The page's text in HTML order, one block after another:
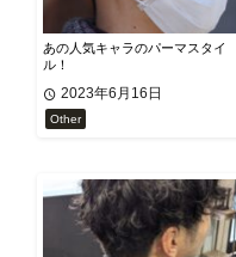
あの人気キャラのパーマスタイ
ル！
2023年6月16日
Other